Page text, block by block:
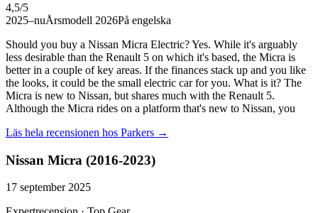
4,5/5
2025–nuÅrsmodell 2026På engelska
Should you buy a Nissan Micra Electric? Yes. While it's arguably
less desirable than the Renault 5 on which it's based, the Micra is
better in a couple of key areas. If the finances stack up and you like
the looks, it could be the small electric car for you. What is it? The
Micra is new to Nissan, but shares much with the Renault 5.
Although the Micra rides on a platform that's new to Nissan, you
Läs hela recensionen hos Parkers →
Nissan Micra (2016-2023)
17 september 2025